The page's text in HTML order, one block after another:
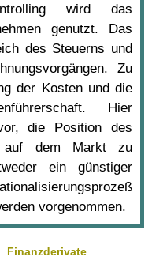
wird das
genutzt. Das
des Steuerns und
Zu
der Kosten und die
Hier
die Position des
auf dem Markt zu
ein günstiger
vorgenommen.
Finanzderivate